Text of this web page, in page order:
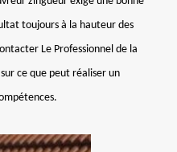
toujours à la hauteur des
Le Professionnel de la
ce que peut réaliser un